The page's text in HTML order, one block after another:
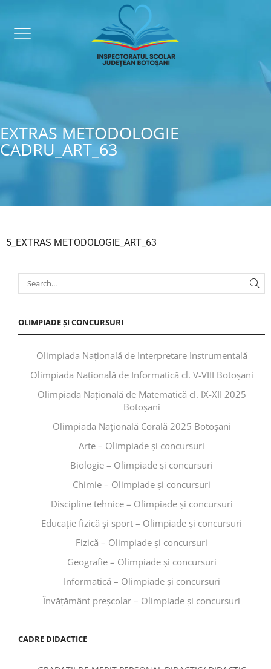
EXTRAS METODOLOGIE
CADRU_ART_63
5_EXTRAS METODOLOGIE_ART_63
OLIMPIADE ȘI CONCURSURI
Olimpiada Națională de Interpretare Instrumentală
Olimpiada Națională de Informatică cl. V-VIII Botoșani
Olimpiada Națională de Matematică cl. IX-XII 2025
Botoșani
Olimpiada Națională Corală 2025 Botoșani
Arte – Olimpiade și concursuri
Biologie – Olimpiade și concursuri
Chimie – Olimpiade și concursuri
Discipline tehnice – Olimpiade și concursuri
Educaţie fizică şi sport – Olimpiade și concursuri
Fizică – Olimpiade și concursuri
Geografie – Olimpiade și concursuri
Informatică – Olimpiade și concursuri
Învăţământ preşcolar – Olimpiade și concursuri
CADRE DIDACTICE